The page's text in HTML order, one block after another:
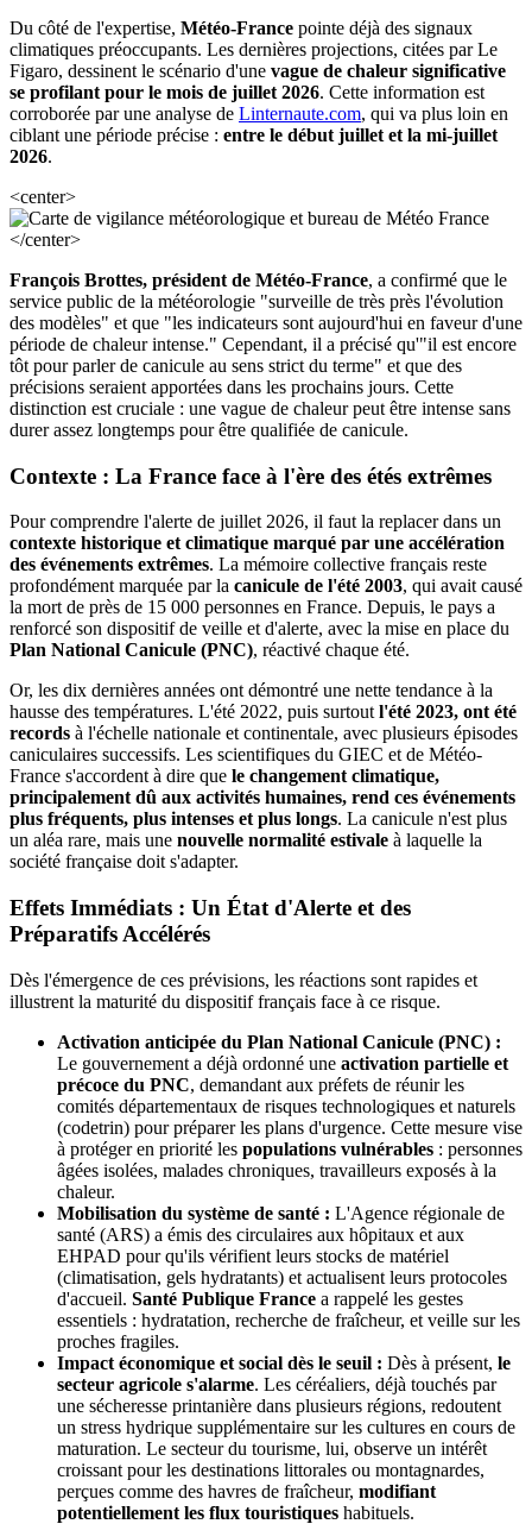
Du côté de l'expertise, Météo-France pointe déjà des signaux
climatiques préoccupants. Les dernières projections, citées par Le
Figaro, dessinent le scénario d'une vague de chaleur significative
se profilant pour le mois de juillet 2026. Cette information est
corroborée par une analyse de Linternaute.com, qui va plus loin en
ciblant une période précise : entre le début juillet et la mi-juillet
2026.
<center>
</center>
François Brottes, président de Météo-France, a confirmé que le
service public de la météorologie "surveille de très près l'évolution
des modèles" et que "les indicateurs sont aujourd'hui en faveur d'une
période de chaleur intense." Cependant, il a précisé qu'"il est encore
tôt pour parler de canicule au sens strict du terme" et que des
précisions seraient apportées dans les prochains jours. Cette
distinction est cruciale : une vague de chaleur peut être intense sans
durer assez longtemps pour être qualifiée de canicule.
Contexte : La France face à l'ère des étés extrêmes
Pour comprendre l'alerte de juillet 2026, il faut la replacer dans un
contexte historique et climatique marqué par une accélération
des événements extrêmes. La mémoire collective français reste
profondément marquée par la canicule de l'été 2003, qui avait causé
la mort de près de 15 000 personnes en France. Depuis, le pays a
renforcé son dispositif de veille et d'alerte, avec la mise en place du
Plan National Canicule (PNC), réactivé chaque été.
Or, les dix dernières années ont démontré une nette tendance à la
hausse des températures. L'été 2022, puis surtoutl'été 2023, ont été
records à l'échelle nationale et continentale, avec plusieurs épisodes
caniculaires successifs. Les scientifiques du GIEC et de Météo-
France s'accordent à dire que le changement climatique,
principalement dû aux activités humaines, rend ces événements
plus fréquents, plus intenses et plus longs. La canicule n'est plus
un aléa rare, mais une nouvelle normalité estivale à laquelle la
société française doit s'adapter.
Effets Immédiats : Un État d'Alerte et des
Préparatifs Accélérés
Dès l'émergence de ces prévisions, les réactions sont rapides et
illustrent la maturité du dispositif français face à ce risque.
Activation anticipée du Plan National Canicule (PNC) :
Le gouvernement a déjà ordonné une activation partielle et
précoce du PNC, demandant aux préfets de réunir les
comités départementaux de risques technologiques et naturels
(codetrin) pour préparer les plans d'urgence. Cette mesure vise
à protéger en priorité les populations vulnérables : personnes
âgées isolées, malades chroniques, travailleurs exposés à la
chaleur.
Mobilisation du système de santé : L'Agence régionale de
santé (ARS) a émis des circulaires aux hôpitaux et aux
EHPAD pour qu'ils vérifient leurs stocks de matériel
(climatisation, gels hydratants) et actualisent leurs protocoles
d'accueil. Santé Publique France a rappelé les gestes
essentiels : hydratation, recherche de fraîcheur, et veille sur les
proches fragiles.
Impact économique et social dès le seuil : Dès à présent, le
secteur agricole s'alarme. Les céréaliers, déjà touchés par
une sécheresse printanière dans plusieurs régions, redoutent
un stress hydrique supplémentaire sur les cultures en cours de
maturation. Le secteur du tourisme, lui, observe un intérêt
croissant pour les destinations littorales ou montagnardes,
perçues comme des havres de fraîcheur, modifiant
potentiellement les flux touristiques habituels.